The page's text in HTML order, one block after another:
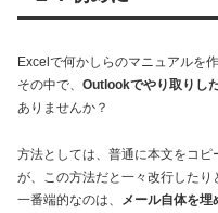
Excelで何かしらのマニュアルを
その中で、 Outlookでやり取りし
ありませんか？
方法としては、普通に本文をコ
が、この方法だと一々改行したり
一番端的なのは、 メール自体を埋